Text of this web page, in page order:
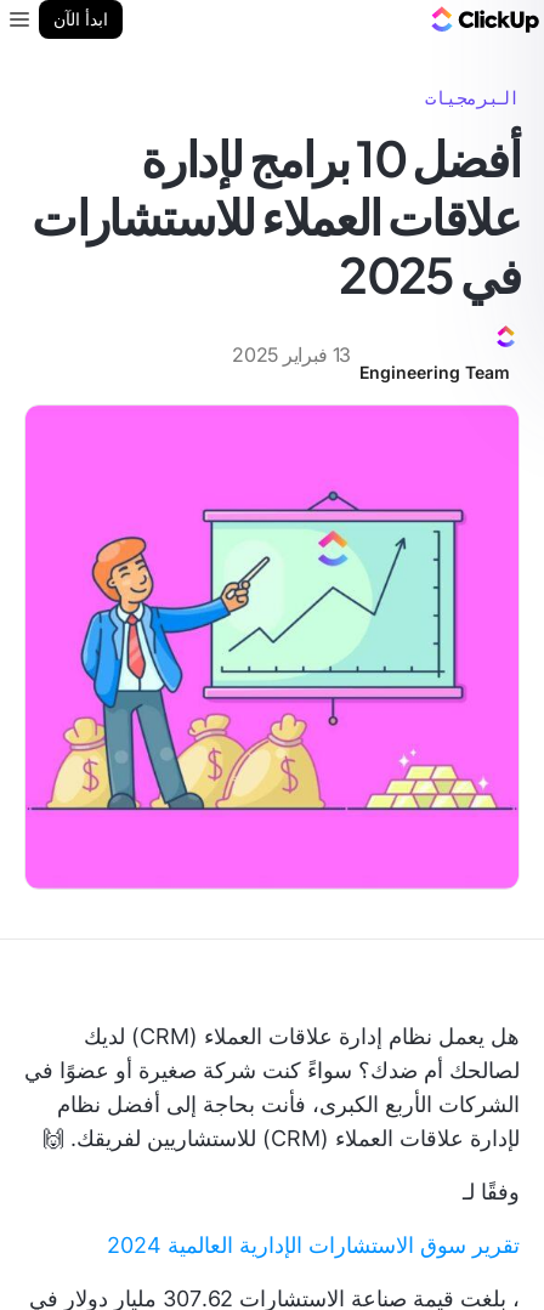
ابدأ الآن
البرمجيات
أفضل 10 برامج لإدارة
علاقات العملاء للاستشارات
في 2025
Engineering Team
13 فبراير 2025
هل يعمل نظام إدارة علاقات العملاء (CRM) لديك
لصالحك أم ضدك؟ سواءً كنت شركة صغيرة أو عضوًا في
الشركات الأربع الكبرى، فأنت بحاجة إلى أفضل نظام
لإدارة علاقات العملاء (CRM) للاستشاريين لفريقك. 🙌
وفقًا لـ
تقرير سوق الاستشارات الإدارية العالمية 2024
، بلغت قيمة صناعة الاستشارات 307.62 مليار دولار في